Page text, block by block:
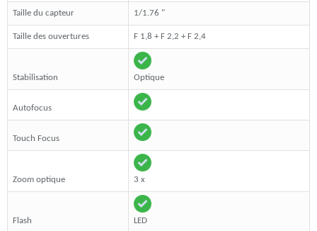
Taille du capteur 1/1.76 "
Taille des ouvertures F 1,8 + F 2,2 + F 2,4
Stabilisation Optique
Autofocus
Touch Focus
Zoom optique 3 x
Flash LED